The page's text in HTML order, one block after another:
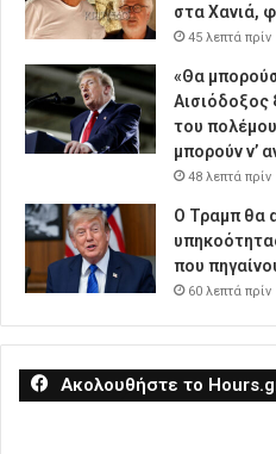
στα Χανιά,
45 λεπτά πρίν
«Θα
Αισιόδοξος
του πολέμου
μπορούν ν’
48 λεπτά πρίν
Ο Τραμπ θα
που
60 λεπτά πρίν
Ακολουθήστε το